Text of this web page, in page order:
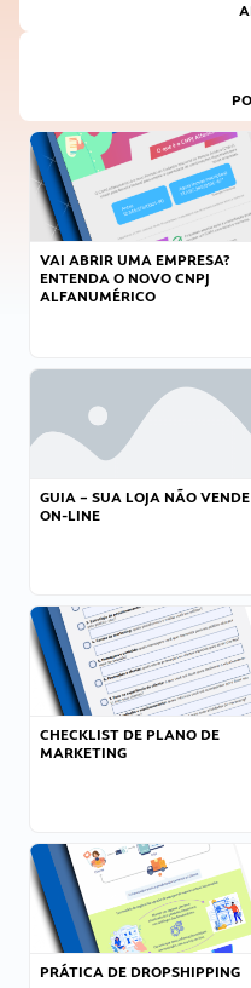
VAI ABRIR UMA EMPRESA?
ENTENDA O NOVO CNPJ
ALFANUMÉRICO
GUIA – SUA LOJA NÃO VENDE
ON-LINE
CHECKLIST DE PLANO DE
MARKETING
PRÁTICA DE DROPSHIPPING